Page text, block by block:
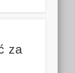
za